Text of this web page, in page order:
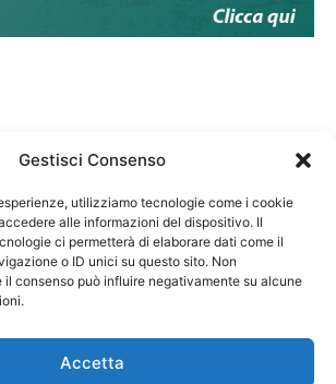
Gestisci Consenso
utilizziamo tecnologie come i cookie
alle informazioni del dispositivo. Il
ci permetterà di elaborare dati come il
o ID unici su questo sito. Non
consenso può influire negativamente su alcune
Accetta
Nazionale Degli Ordini dei Biologi:
fiscale 80069130583
sito internet www.fnob.it: Vincenzo